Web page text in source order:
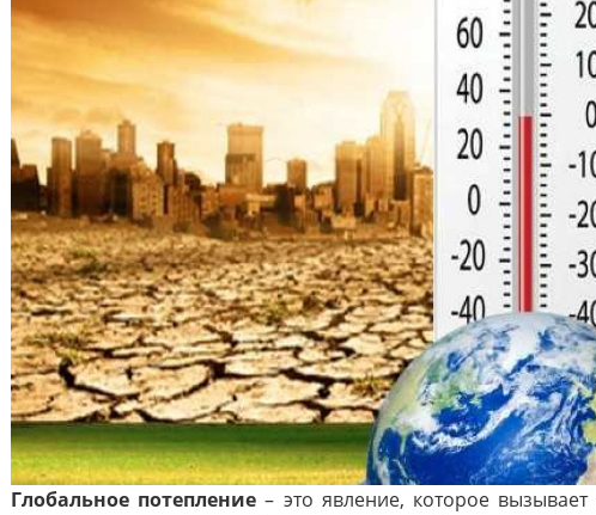
Глобальное потепление – это явление, которое